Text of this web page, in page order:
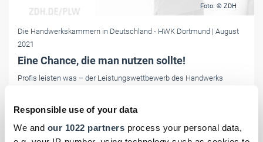
Responsible use of your data
We and our 1022 partners process your personal data,
Foto: © ZDH
Die Handwerkskammern in Deutschland - HWK Dortmund | August
2021
Eine Chance, die man nutzen sollte!
Profis leisten was – der Leistungswettbewerb des Handwerks